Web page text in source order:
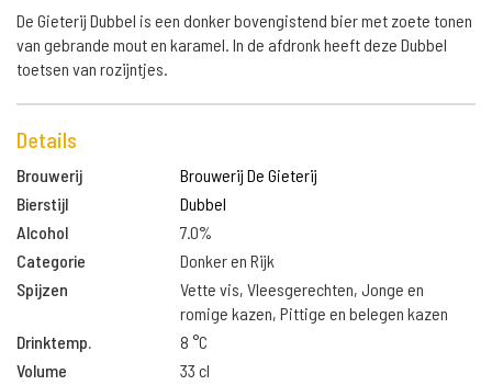
De Gieterij Dubbel is een donker bovengistend bier met zoete tonen
van gebrande mout en karamel. In de afdronk heeft deze Dubbel
toetsen van rozijntjes.
Details
Brouwerij
Brouwerij De Gieterij
Bierstijl
Dubbel
Alcohol
7.0%
Categorie
Donker en Rijk
Spijzen
Vette vis, Vleesgerechten, Jonge en
romige kazen, Pittige en belegen kazen
Drinktemp.
8 °C
Volume
33 cl